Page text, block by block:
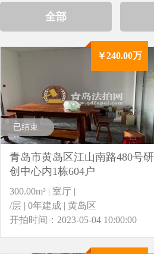
全部
￥240.00万
已结束
青岛市黄岛区江山南路480号研
创中心内1栋604户
300.00m² | 室厅 |
/层 | 0年建成 | 黄岛区
开拍时间：2023-05-04 10:00:00